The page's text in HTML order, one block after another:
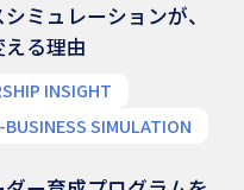
ミュレーションが、
る理由
INSIGHT
BUSINESS SIMULATION